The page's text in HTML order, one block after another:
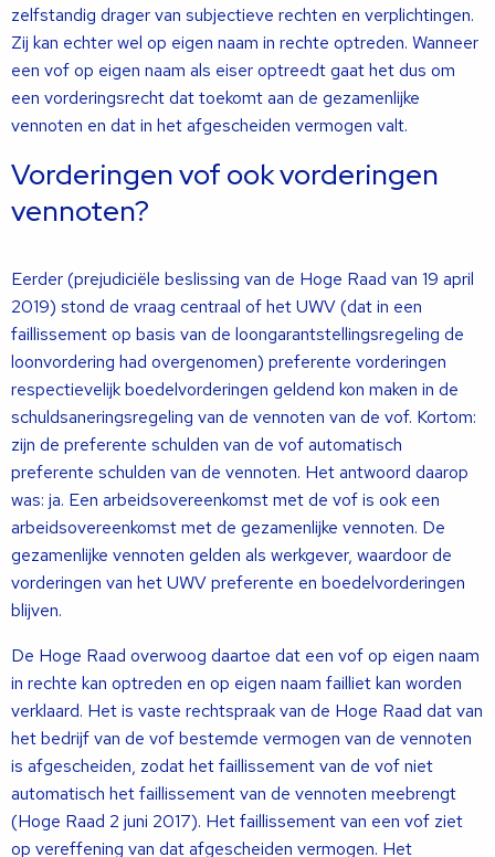
zelfstandig drager van subjectieve rechten en verplichtingen.
Zij kan echter wel op eigen naam in rechte optreden. Wanneer
een vof op eigen naam als eiser optreedt gaat het dus om
een vorderingsrecht dat toekomt aan de gezamenlijke
vennoten en dat in het afgescheiden vermogen valt.
Vorderingen vof ook vorderingen
vennoten?
Eerder (prejudiciële beslissing van de Hoge Raad van 19 april
2019) stond de vraag centraal of het UWV (dat in een
faillissement op basis van de loongarantstellingsregeling de
loonvordering had overgenomen) preferente vorderingen
respectievelijk boedelvorderingen geldend kon maken in de
schuldsaneringsregeling van de vennoten van de vof. Kortom:
zijn de preferente schulden van de vof automatisch
preferente schulden van de vennoten. Het antwoord daarop
was: ja. Een arbeidsovereenkomst met de vof is ook een
arbeidsovereenkomst met de gezamenlijke vennoten. De
gezamenlijke vennoten gelden als werkgever, waardoor de
vorderingen van het UWV preferente en boedelvorderingen
blijven.
De Hoge Raad overwoog daartoe dat een vof op eigen naam
in rechte kan optreden en op eigen naam failliet kan worden
verklaard. Het is vaste rechtspraak van de Hoge Raad dat van
het bedrijf van de vof bestemde vermogen van de vennoten
is afgescheiden, zodat het faillissement van de vof niet
automatisch het faillissement van de vennoten meebrengt
(Hoge Raad 2 juni 2017). Het faillissement van een vof ziet
op vereffening van dat afgescheiden vermogen. Het